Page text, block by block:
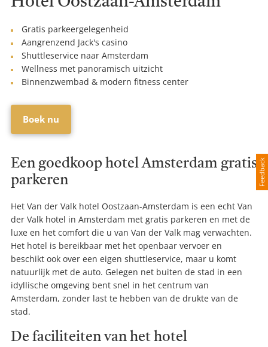
Gratis parkeergelegenheid
Aangrenzend Jack's casino
Shuttleservice naar Amsterdam
Wellness met panoramisch uitzicht
Binnenzwembad & modern fitness center
Boek nu
Een goedkoop hotel Amsterdam gratis
parkeren
Het Van der Valk hotel Oostzaan-Amsterdam is een echt Van
der Valk hotel in Amsterdam met gratis parkeren en met de
luxe en het comfort die u van Van der Valk mag verwachten.
Het hotel is bereikbaar met het openbaar vervoer en
beschikt ook over een eigen shuttleservice, maar u komt
natuurlijk met de auto. Gelegen net buiten de stad in een
idyllische omgeving bent snel in het centrum van
Amsterdam, zonder last te hebben van de drukte van de
stad.
De faciliteiten van het hotel
Feedback